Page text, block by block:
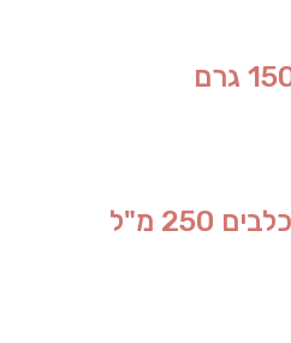
מ"ל